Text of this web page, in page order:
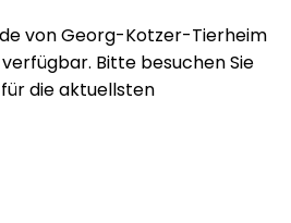
vonGeorg-Kotzer-Tierheim
Bitte besuchen Sie
die aktuellsten